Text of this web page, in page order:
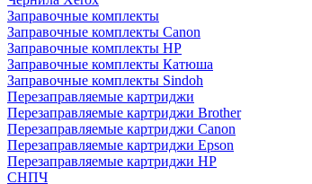
Заправочные комплекты
Заправочные комплекты Canon
Заправочные комплекты HP
Заправочные комплекты Катюша
Заправочные комплекты Sindoh
Перезаправляемые картриджи
Перезаправляемые картриджи Brother
Перезаправляемые картриджи Canon
Перезаправляемые картриджи Epson
Перезаправляемые картриджи HP
СНПЧ